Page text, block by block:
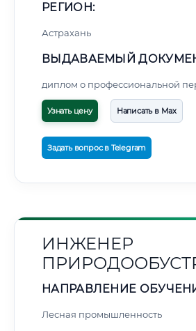
РЕГИОН:
Астрахань
ВЫДАВАЕМЫЙ
диплом о профессиональной
Узнать цену Написать в Max
Задать вопрос в Telegram
ИНЖЕНЕР
НАПРАВЛЕНИЕ
Лесная промышленность